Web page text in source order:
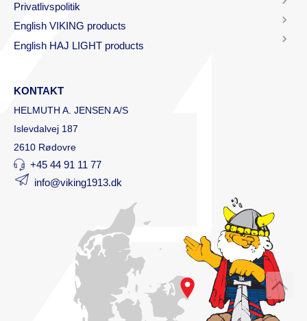
Privatlivspolitik
English VIKING products
English HAJ LIGHT products
KONTAKT
HELMUTH A. JENSEN A/S
Islevdalvej 187
2610 Rødovre
+45 44 91 11 77
info@viking1913.dk